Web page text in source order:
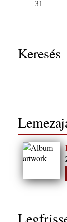
31
Keresés